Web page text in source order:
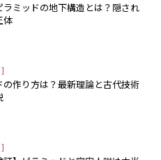
ラミッドの地下構造とは？隠され
体
]
の作り方は？最新理論と古代技術
]